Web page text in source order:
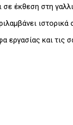
σε έκθεση στη
εργασίας και τις